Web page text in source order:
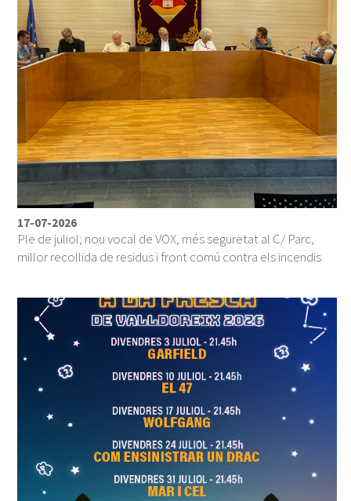
17-07-2026
Ple de juliol; nou vocal de VOX, més seguretat al C/ Parc,
millor recollida de residus i front comú contra els incendis